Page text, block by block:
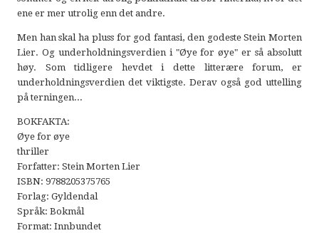
ene er mer utrolig enn det andre.
Men han skal ha pluss for god fantasi, den godeste Stein Morten
Lier. Og underholdningsverdien i "Øye for øye" er så absolutt
høy. Som tidligere hevdet i dette litterære forum, er
underholdningsverdien det viktigste. Derav også god uttelling
på terningen...
BOKFAKTA:
Øye for øye
thriller
Forfatter: Stein Morten Lier
ISBN: 9788205375765
Forlag: Gyldendal
Språk: Bokmål
Format: Innbundet